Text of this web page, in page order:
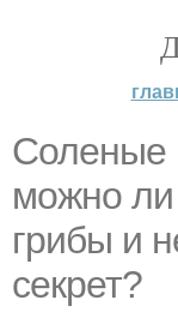
Соленые
можно
грибы и
секрет?